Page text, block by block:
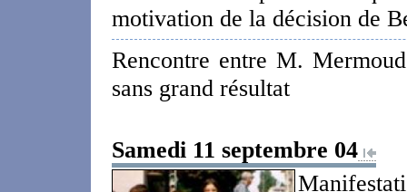
motivation de la décision de
Rencontre entre M.
sans grand résultat
Samedi 11 septembre 04